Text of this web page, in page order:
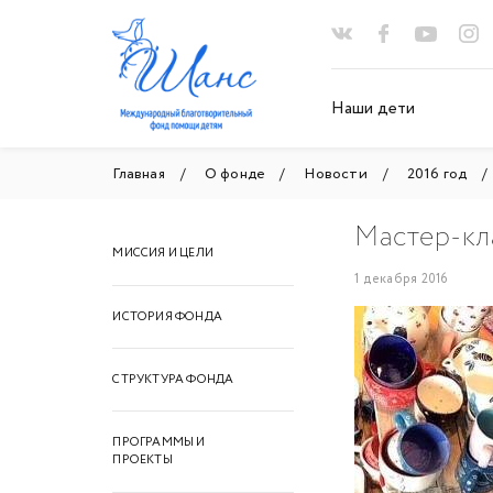
Наши дети
Главная О фонде Новости 2016 год
МИССИЯ И ЦЕЛИ
ИСТОРИЯ ФОНДА
СТРУКТУРА ФОНДА
ПРОГРАММЫ И
ПРОЕКТЫ
Мастер-
1 декабря 2016